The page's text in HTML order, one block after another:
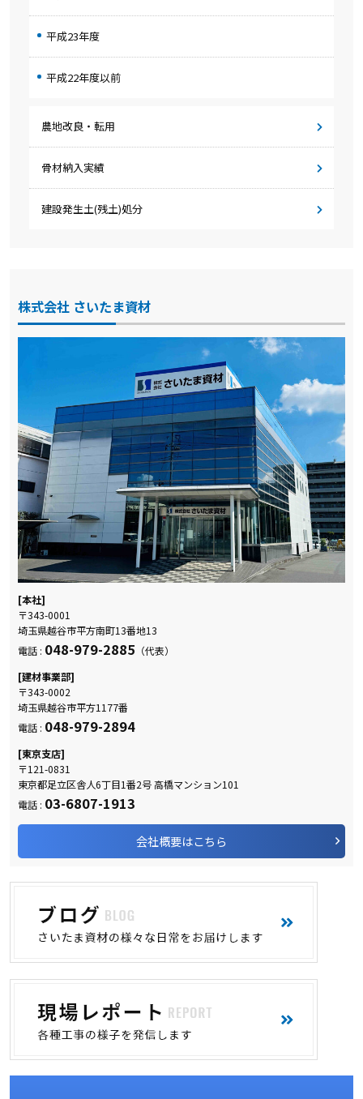
平成23年度
平成22年度以前
農地改良・転用
骨材納入実績
建設発生土(残土)処分
株式会社 さいたま資材
[本社]
〒343-0001
埼玉県越谷市平方南町13番地13
電話 : 048-979-2885 （代表）
[建材事業部]
〒343-0002
埼玉県越谷市平方1177番
電話 : 048-979-2894
[東京支店]
〒121-0831
東京都足立区舎人6丁目1番2号 高橋マンション101
電話 : 03-6807-1913
会社概要はこちら